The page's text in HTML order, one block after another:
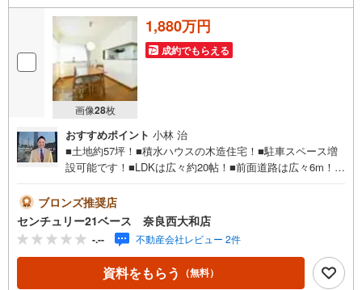
画像28枚
1,880万円
成約でもらえる
おすすめポイント 小林 治
■土地約57坪！■積水ハウスの木造住宅！■駐車スペース増
設可能です！■LDKは広々約20帖！■前面道路は広々6m！2
内美装工事（クロス、床貼替）・1、2階和室（畳、襖、障
子張替）◇ご案内について◇・水曜日も休まず営業中！・
お仕事終わりのお時間でもご見学可！・今から見たい！と
いうお声にもご対応できます！◇住宅ローンもお任せくだ
さい！◇・提携銀行多数あり（地方銀行・都市銀行・信用
金庫etc）・優遇後適用金利 0.875％～（審査内容により異
ブロンズ推奨店
センチュリー21ベース 奈良西大和店
-.-- 不動産会社レビュー 2件
資料をもらう （無料）